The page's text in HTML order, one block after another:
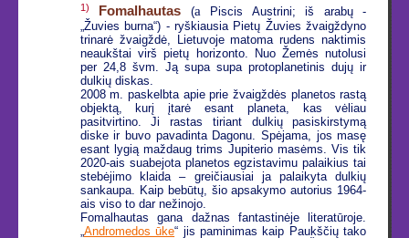
1) Fomalhautas (aPiscis Austrini; iš arabų -
„Žuvies burna“) - ryškiausia Pietų Žuvies žvaigždyno
trinarė žvaigždė, Lietuvoje matoma rudens naktimis
neaukštai virš pietų horizonto. Nuo Žemės nutolusi
per 24,8 švm. Ją supa supa protoplanetinis dujų ir
dulkių diskas.
2008 m. paskelbta apie prie žvaigždės planetos rastą
objektą, kurį įtarė esant planeta, kas vėliau
pasitvirtino. Ji rastas tiriant dulkių pasiskirstymą
diske ir buvo pavadinta Dagonu. Spėjama, jos masę
esant lygią maždaug trims Jupiterio masėms. Vis tik
2020-ais suabejota planetos egzistavimu palaikius tai
stebėjimo klaida – greičiausiai ja palaikyta dulkių
sankaupa. Kaip bebūtų, šio apsakymo autorius 1964-
ais viso to dar nežinojo.
Fomalhautas gana dažnas fantastinėje literatūroje.
„Andromedos ūke“ jis paminimas kaip Paukščių tako